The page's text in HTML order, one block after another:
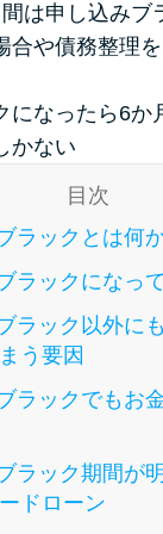
集ページ一覧
徴で探す
行カードロー
無利息期間を利
金を借りる3
類・特徴別一覧
ラム
今月の家賃払え
は解決しないと
は申し込みブ
合や債務整理
になったら6か
かない
目次
ラックとは何
ラックになっ
ラック以外に
う要因
ラックでもお
ラック期間が
ドローン